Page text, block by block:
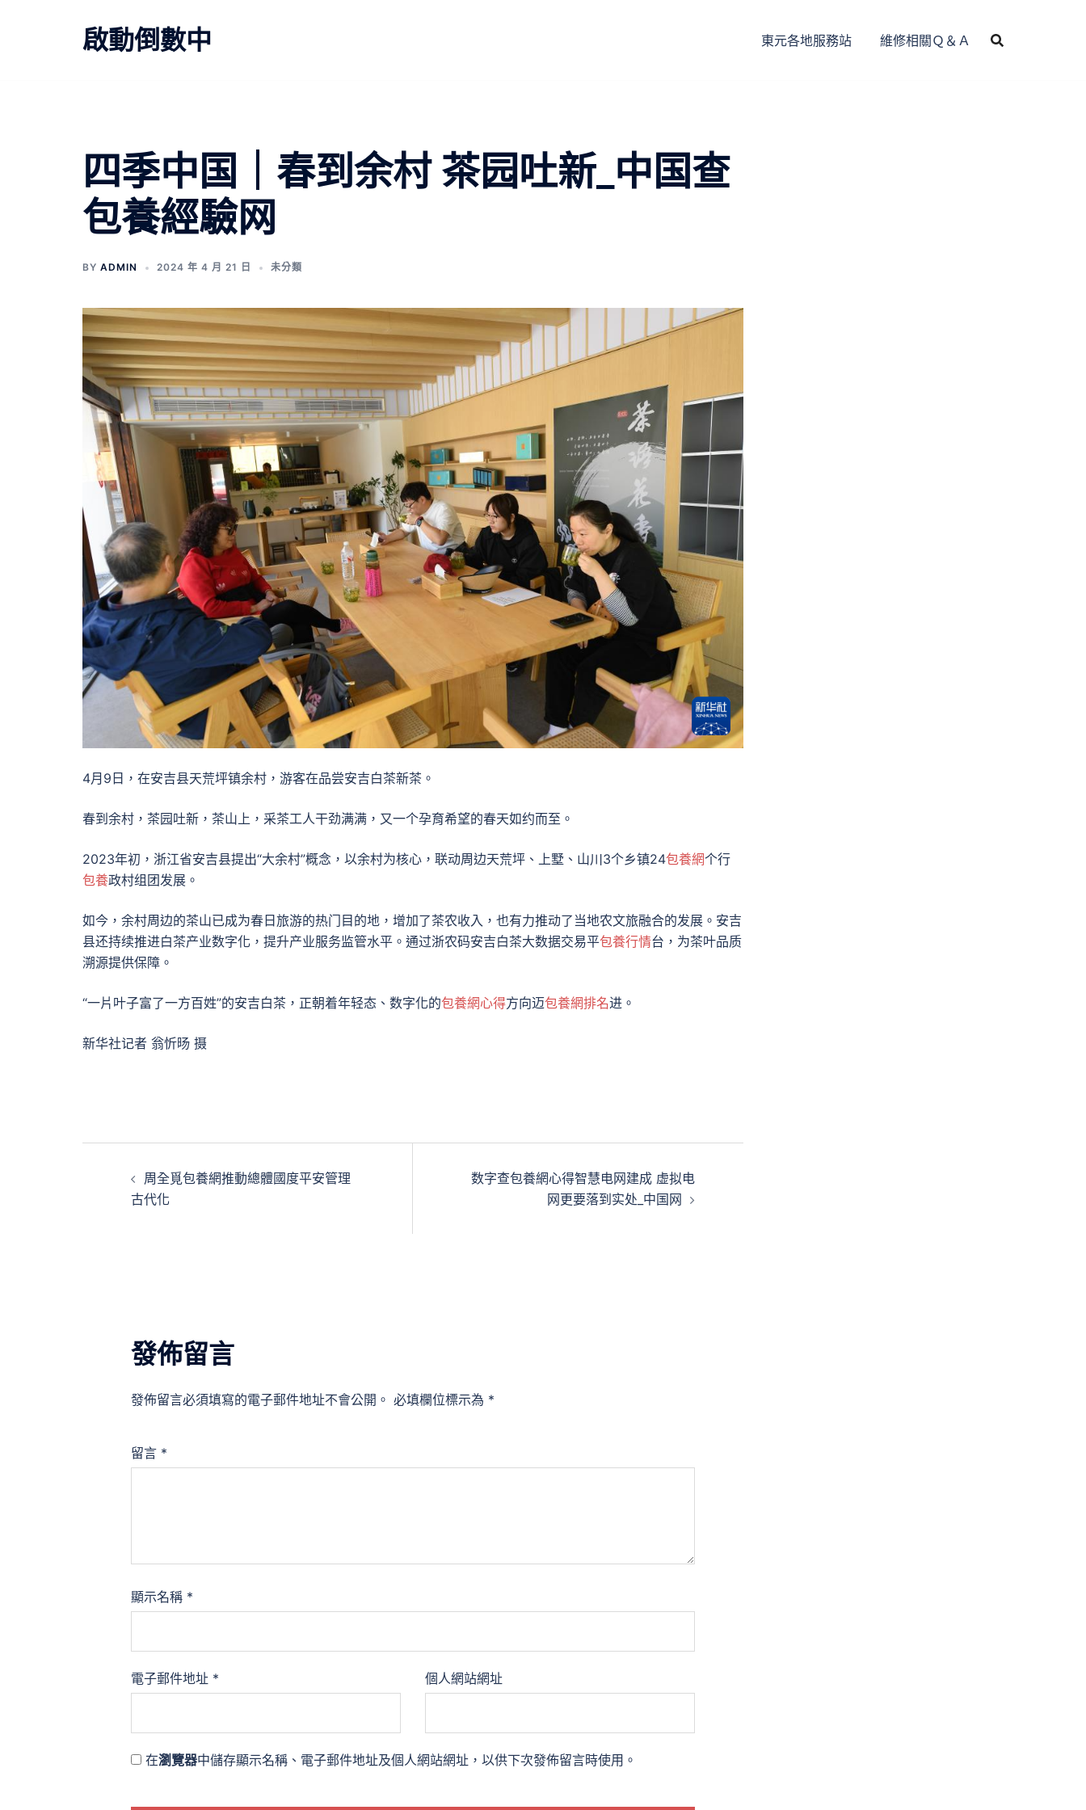
啟動倒數中 東元各地服務站 維修相關Ｑ＆Ａ
四季中国｜春到余村 茶园吐新_中国查
包養經驗网
BY ADMIN 2024 年 4 月 21 日 未分類
4月9日，在安吉县天荒坪镇余村，游客在品尝安吉白茶新茶。
春到余村，茶园吐新，茶山上，采茶工人干劲满满，又一个孕育希望的春天如约而至。
2023年初，浙江省安吉县提出“大余村”概念，以余村为核心，联动周边天荒坪、上墅、山川3个乡镇24包養網个行
包養政村组团发展。
如今，余村周边的茶山已成为春日旅游的热门目的地，增加了茶农收入，也有力推动了当地农文旅融合的发展。安吉
县还持续推进白茶产业数字化，提升产业服务监管水平。通过浙农码安吉白茶大数据交易平包養行情台，为茶叶品质
溯源提供保障。
“一片叶子富了一方百姓”的安吉白茶，正朝着年轻态、数字化的包養網心得方向迈包養網排名进。
新华社记者 翁忻旸 摄
周全覓包養網推動總體國度平安管理
古代化
数字查包養網心得智慧电网建成 虚拟电
网更要落到实处_中国网
發佈留言
發佈留言必須填寫的電子郵件地址不會公開。 必填欄位標示為 *
留言 *
顯示名稱 *
電子郵件地址 * 個人網站網址
在瀏覽器中儲存顯示名稱、電子郵件地址及個人網站網址，以供下次發佈留言時使用。